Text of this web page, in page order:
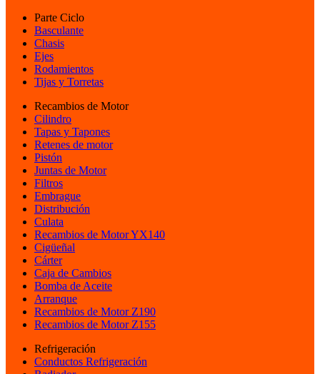
Parte Ciclo
Basculante
Chasis
Ejes
Rodamientos
Tijas y Torretas
Recambios de Motor
Cilindro
Tapas y Tapones
Retenes de motor
Pistón
Juntas de Motor
Filtros
Embrague
Distribución
Culata
Recambios de Motor YX140
Cigüeñal
Cárter
Caja de Cambios
Bomba de Aceite
Arranque
Recambios de Motor Z190
Recambios de Motor Z155
Refrigeración
Conductos Refrigeración